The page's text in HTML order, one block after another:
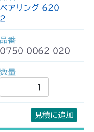
ベアリング 620
2
0750 0062 020
見積に追加